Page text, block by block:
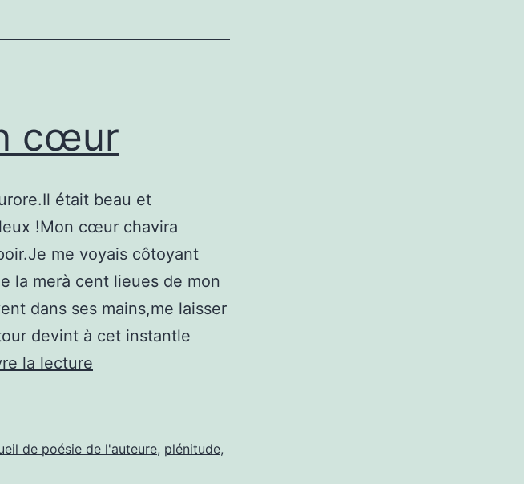
cœur
était beau et
!Mon cœur chavira
me voyais côtoyant
la merà cent lieues de mon
dans ses mains,me laisser
devint à cet instantle
la lecture
cœur
de poésie de l'auteure, plénitude,